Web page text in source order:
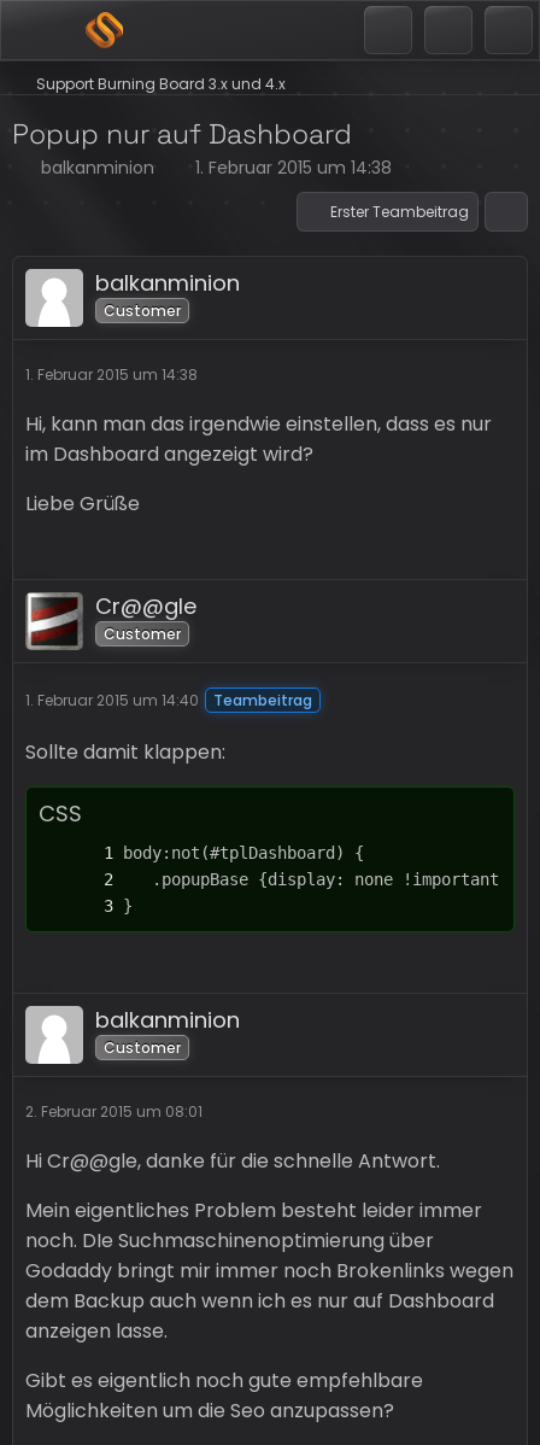
Support Burning Board 3.x und 4.x
Popup nur auf Dashboard
balkanminion 1. Februar 2015 um 14:38
Erster Teambeitrag
balkanminion
Customer
1. Februar 2015 um 14:38
Hi, kann man das irgendwie einstellen, dass es nur
im Dashboard angezeigt wird?
Liebe Grüße
Cr@@gle
Customer
1. Februar 2015 um 14:40 Teambeitrag
Sollte damit klappen:
CSS
}
balkanminion
Customer
2. Februar 2015 um 08:01
Hi Cr@@gle, danke für die schnelle Antwort.
Mein eigentliches Problem besteht leider immer
noch. DIe Suchmaschinenoptimierung über
Godaddy bringt mir immer noch Brokenlinks wegen
dem Backup auch wenn ich es nur auf Dashboard
anzeigen lasse.
Gibt es eigentlich noch gute empfehlbare
Möglichkeiten um die Seo anzupassen?